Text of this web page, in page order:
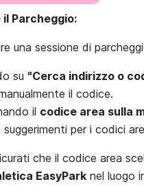
il Parcheggio:
una sessione di
su "Cerca indirizzo o
il codice.
il codice area sulla
per i codici
che il codice area
EasyPark nel luogo